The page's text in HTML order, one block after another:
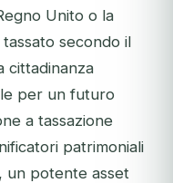
Unito o la
secondo il
cittadinanza
per un futuro
a tassazione
patrimoniali
un potente asset